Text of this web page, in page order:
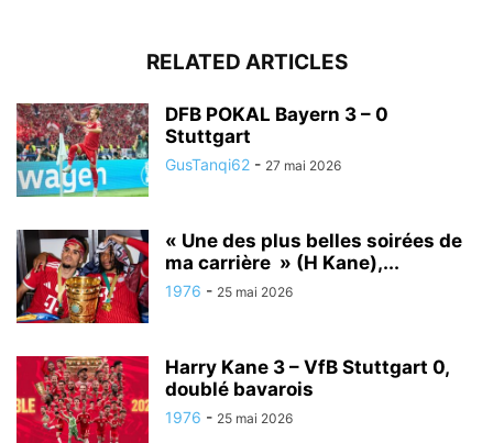
RELATED ARTICLES
DFB POKAL Bayern 3 – 0
Stuttgart
GusTanqi62 - 27 mai 2026
« Une des plus belles soirées de
ma carrière » (H Kane),...
1976 - 25 mai 2026
Harry Kane 3 – VfB Stuttgart 0,
doublé bavarois
1976 - 25 mai 2026